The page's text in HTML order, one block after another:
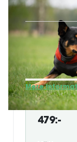
en af ​​vores
velegnet til
design er den
Mere
479:-